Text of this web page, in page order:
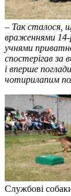
– Так сталося,
враженнями 14-
учнями
спостерігав за
і вперше
чотирилапим
Службові